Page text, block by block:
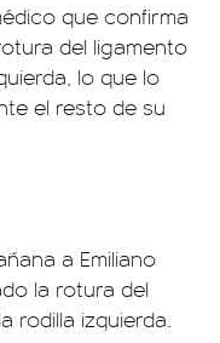
que confirma
del ligamento
lo que lo
el resto de su
a Emiliano
la rotura del
rodilla izquierda.